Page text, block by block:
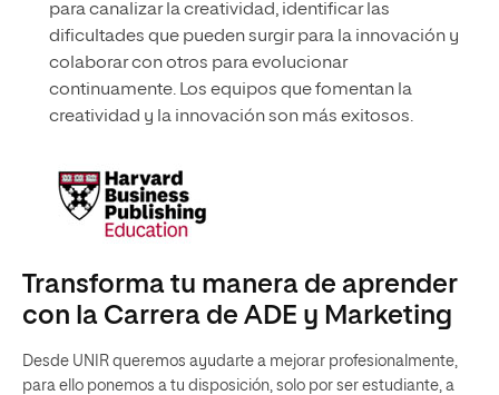
para canalizar la creatividad, identificar las
dificultades que pueden surgir para la innovación y
colaborar con otros para evolucionar
continuamente. Los equipos que fomentan la
creatividad y la innovación son más exitosos.
Transforma tu manera de aprender
con la Carrera de ADE y Marketing
Desde UNIR queremos ayudarte a mejorar profesionalmente,
para ello ponemos a tu disposición, solo por ser estudiante, a